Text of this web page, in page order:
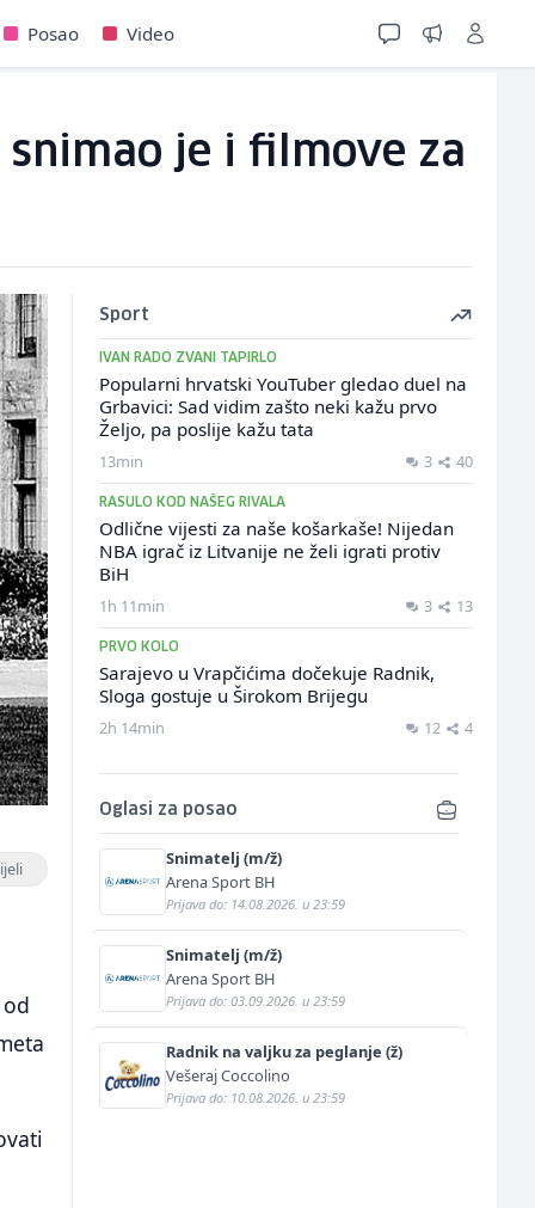
Posao Video
je i filmove za
Sport
IVAN RADO ZVANI TAPIRLO
Popularni hrvatski YouTuber gledao duel na
Grbavici: Sad vidim zašto neki kažu prvo
Željo, pa poslije kažu tata
13min 3 40
RASULO KOD NAŠEG RIVALA
Odlične vijesti za naše košarkaše! Nijedan
NBA igrač iz Litvanije ne želi igrati protiv
BiH
1h 11min 3 13
PRVO KOLO
Sarajevo u Vrapčićima dočekuje Radnik,
Sloga gostuje u Širokom Brijegu
2h 14min 12 4
Oglasi za posao
Snimatelj (m/ž)
Arena Sport BH
Prijava do: 14.08.2026. u 23:59
Snimatelj (m/ž)
Arena Sport BH
Prijava do: 03.09.2026. u 23:59
Radnik na valjku za peglanje (ž)
Vešeraj Coccolino
Prijava do: 10.08.2026. u 23:59